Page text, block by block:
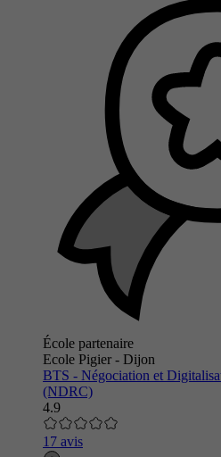
École partenaire
Ecole Pigier - Dijon
BTS - Négociation et
(NDRC)
4.9
17 avis